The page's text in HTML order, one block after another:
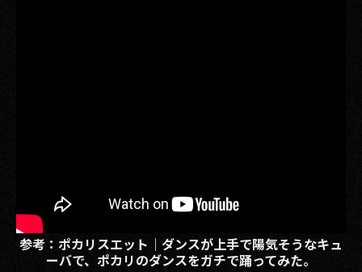
参考：ポカリスエット｜ダンスが上手で陽気そうなキュ
ーバで、ポカリのダンスをガチで踊ってみた。